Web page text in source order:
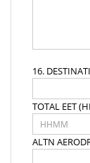
16.
TOTAL EET
ALTN